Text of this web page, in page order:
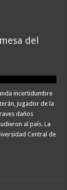
del
incertidumbre
jugador de la
daños
al país. La
Central de